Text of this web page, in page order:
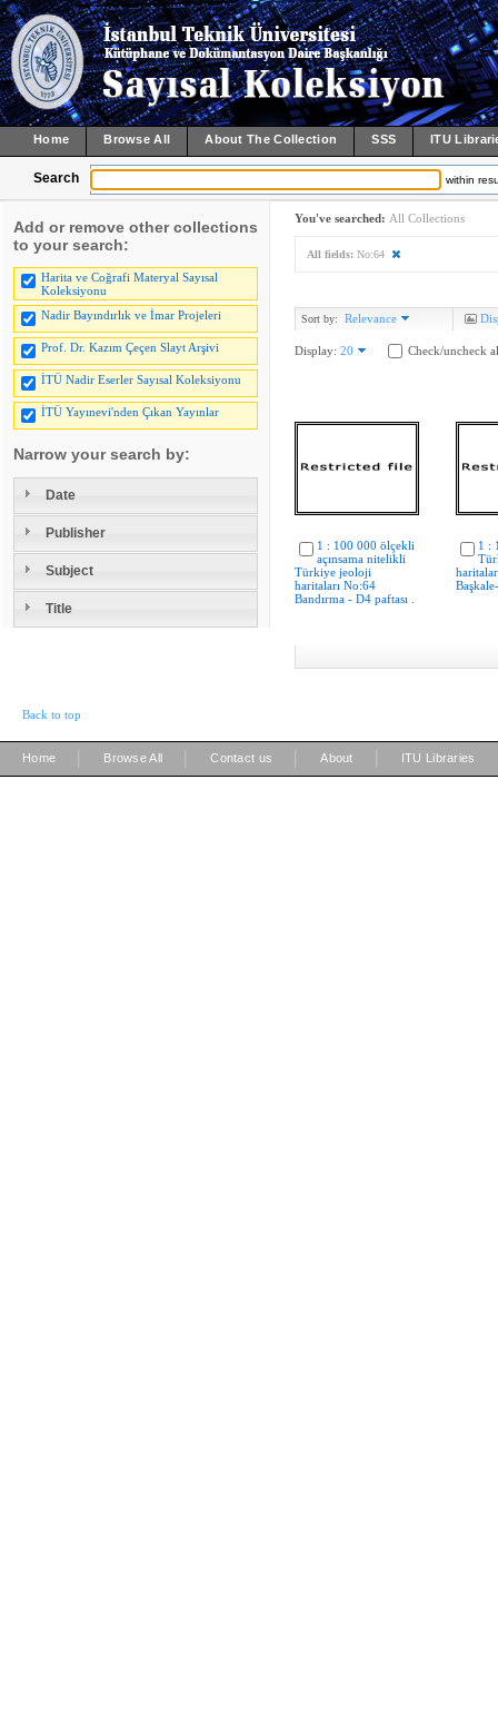
Home Browse All About The Collection SSS ITU
Search within
Add or remove other collections
to your search:
Harita ve Coğrafi Materyal Sayısal
Koleksiyonu
Nadir Bayındırlık ve İmar Projeleri
Prof. Dr. Kazım Çeçen Slayt Arşivi
İTÜ Nadir Eserler Sayısal Koleksiyonu
İTÜ Yayınevi'nden Çıkan Yayınlar
Narrow your search by:
Date
Publisher
Subject
Title
You've searched: All Collections
All fields: No:64
Sort by: Relevance
Display: 20 Check/uncheck
1 : 100 000 ölçekli
açınsama nitelikli
Türkiye jeoloji
haritaları No:64
Bandırma - D4 paftası .
1 :
Back to top
Home Browse All Contact us About ITU Libraries